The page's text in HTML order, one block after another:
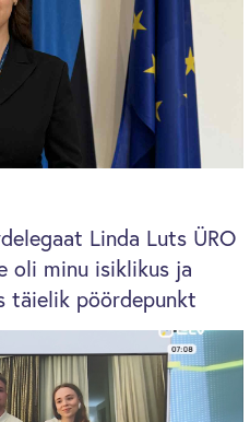
Linda Luts ÜRO
oli minu isiklikus ja
täielik pöördepunkt